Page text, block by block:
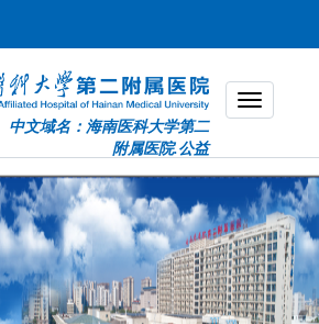
中文域名：海南医科大学第二
附属医院.公益